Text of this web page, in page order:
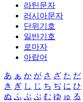
라틴문자
러시아문자
단위기호
일반기호
로마자
아랍어
あ ぁ か が さ ざ た だ
き ぎ し じ ち ぢ に ひ
ぬ ふ ぶ ぷ む ゆ ゅ る